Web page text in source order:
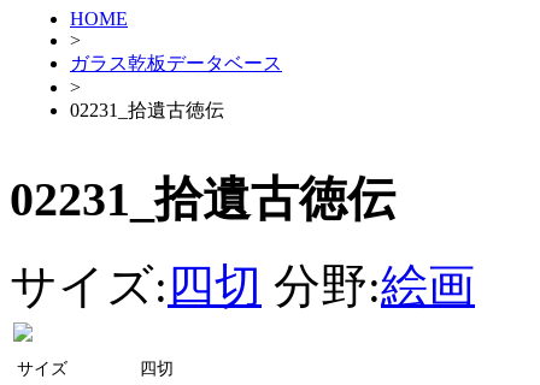
HOME
>
ガラス乾板データベース
>
02231_拾遺古徳伝
02231_拾遺古徳伝
サイズ: 四切 分野:絵画
サイズ
四切